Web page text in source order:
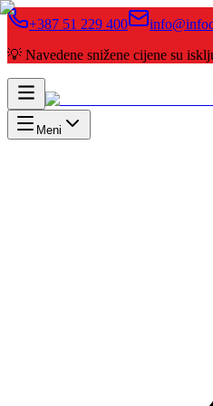
+387 51 229 400
💡 Navedene snižene cijene su
Meni